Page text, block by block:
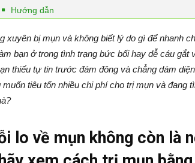
Hướng dẫn
xuyên bị mụn và không biết lý do gì để nhanh
bạn ở trong tình trạng bức bối hay dễ cáu gắt
thiếu tự tin trước đám đông và chẳng dám
muốn tiêu tốn nhiều chi phí cho trị mụn và đang
lo về mụn không còn là